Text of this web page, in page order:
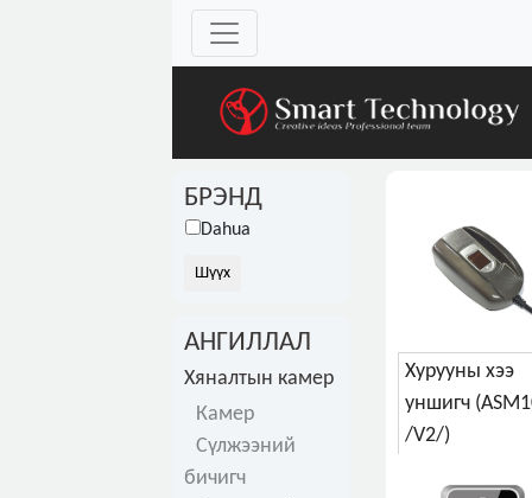
БРЭНД
Dahua
АНГИЛЛАЛ
Хяналтын камер
Камер
Сүлжээний
бичигч
Хурууны хээ
уншигч
/V2/)